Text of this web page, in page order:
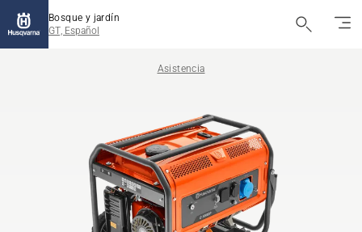
Bosque y jardín
GT, Español
Asistencia